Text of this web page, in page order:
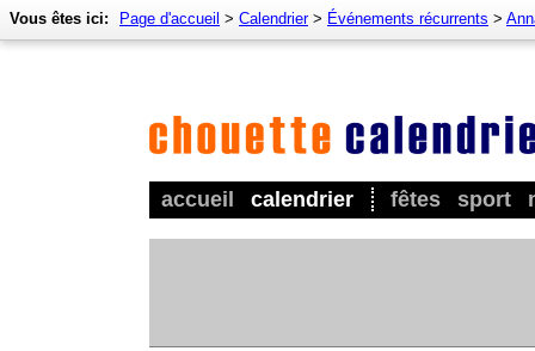
accueil calendrier fêtes sport
Vous êtes ici: Page d'accueil > Calendrier> Événements récurrents >